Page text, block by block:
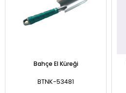
Bahçe El Küreği
BTNK-53481